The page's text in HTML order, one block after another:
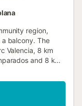
region,
a balcony. The
Valencia, 8 km
and 8 km